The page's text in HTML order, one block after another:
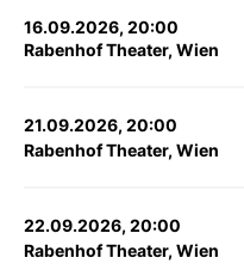
16.09.2026, 20:00
Rabenhof Theater, Wien
21.09.2026, 20:00
Rabenhof Theater, Wien
22.09.2026, 20:00
Rabenhof Theater, Wien